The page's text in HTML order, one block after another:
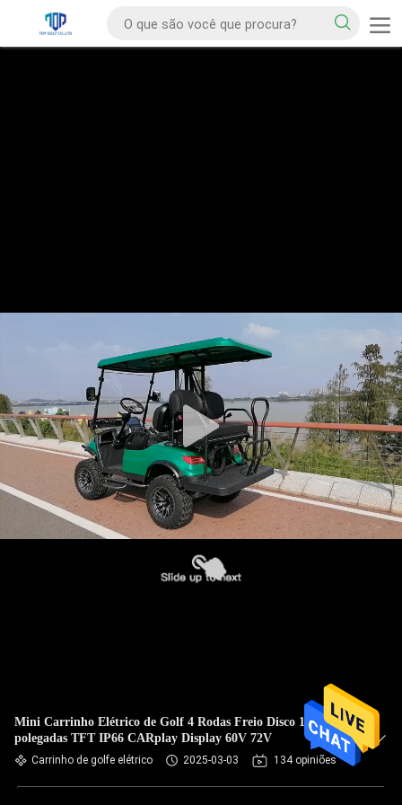
Mini Carrinho Elétrico de Golf 4 Rodas Freio Disco 10
polegadas TFT IP66 CARplay Display 60V 72V
Carrinho de golfe elétrico 2025-03-03 134 opiniões